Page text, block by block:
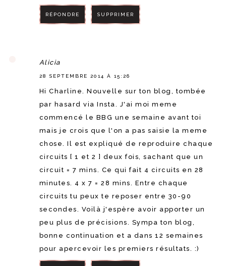
RÉPONDRE SUPPRIMER
Alicia
28 SEPTEMBRE 2014 À 15:26
Hi Charline. Nouvelle sur ton blog, tombée
par hasard via Insta. J'ai moi meme
commencé le BBG une semaine avant toi
mais je crois que l'on a pas saisie la meme
chose. Il est expliqué de reproduire chaque
circuits [ 1 et 2 ] deux fois, sachant que un
circuit = 7 mins. Ce qui fait 4 circuits en 28
minutes. 4 x 7 = 28 mins. Entre chaque
circuits tu peux te reposer entre 30-90
secondes. Voilà j'espère avoir apporter un
peu plus de précisions. Sympa ton blog,
bonne continuation et a dans 12 semaines
pour apercevoir les premiers résultats. :)